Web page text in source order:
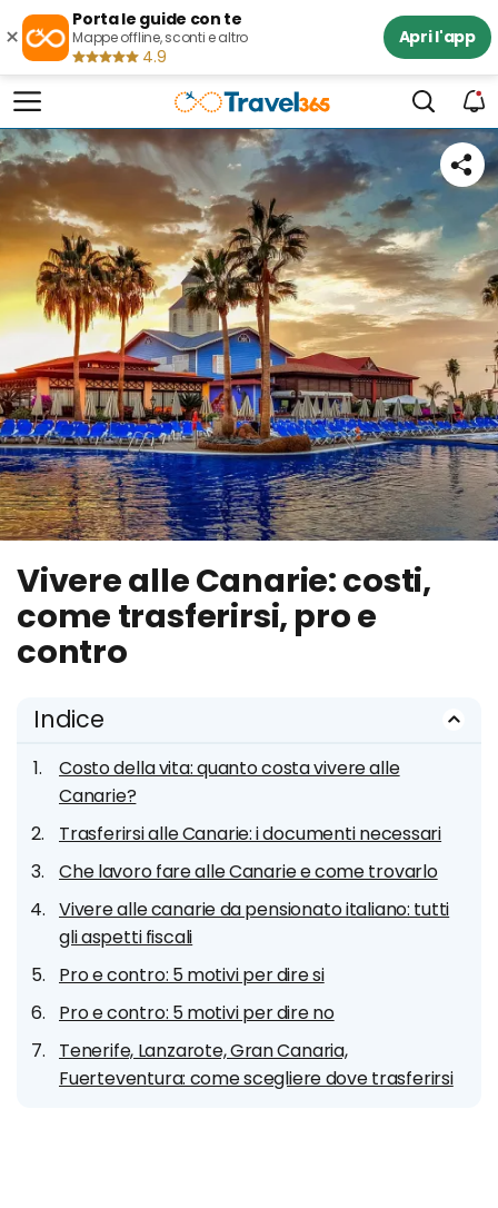
×
Porta le guide con te
Mappe offline, sconti e altro
4.9
Apri l'app
Vivere alle Canarie: costi,
come trasferirsi, pro e
contro
Indice
Costo della vita: quanto costa vivere alle
Canarie?
Trasferirsi alle Canarie: i documenti necessari
Che lavoro fare alle Canarie e come trovarlo
Vivere alle canarie da pensionato italiano: tutti
gli aspetti fiscali
Pro e contro: 5 motivi per dire si
Pro e contro: 5 motivi per dire no
Tenerife, Lanzarote, Gran Canaria,
Fuerteventura: come scegliere dove trasferirsi